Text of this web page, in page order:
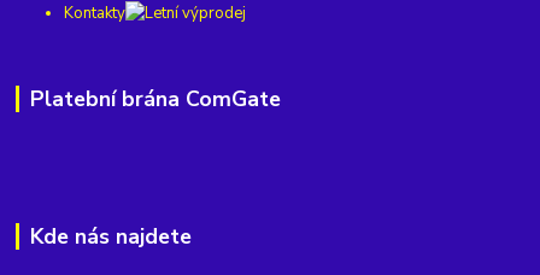
Kontakty
Platební brána ComGate
Kde nás najdete